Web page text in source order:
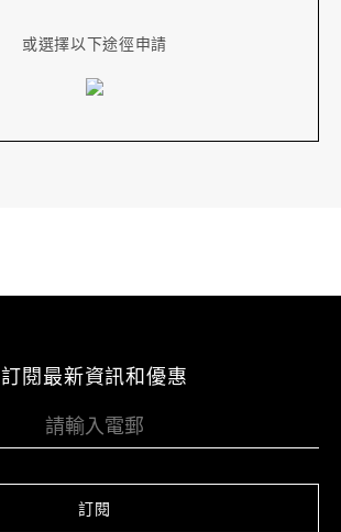
或選擇以下途徑申請
訂閱最新資訊和優惠
訂閱